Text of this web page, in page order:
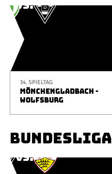
34. SPIELTAG
MÖNCHENGLADBACH -
WOLFSBURG